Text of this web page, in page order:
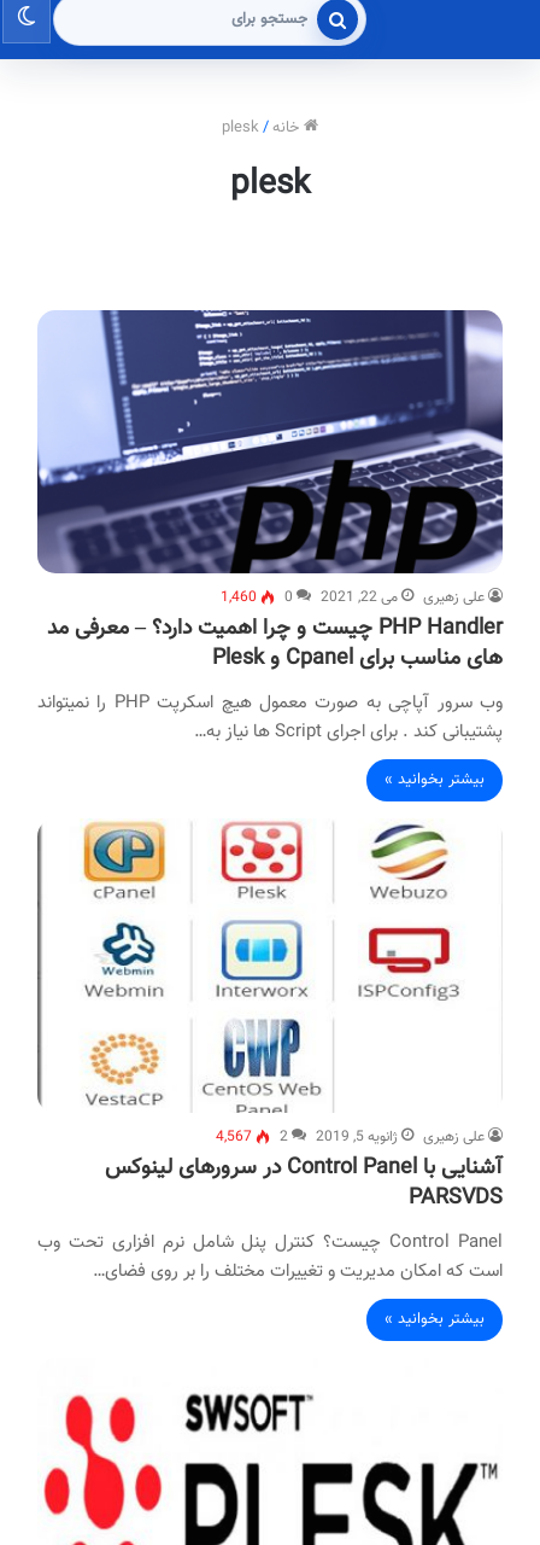
جستجو
برای
خانه/
plesk
plesk
علی زهیری می 22, 2021 0
1,460
PHP Handler چیست و چرا اهمیت دارد؟ – معرفی مد
های مناسب برای Cpanel و Plesk
وب سرور آپاچی به صورت معمول هیچ اسکرپت PHP را نمیتواند
پشتیبانی کند . برای اجرای Script ها نیاز به…
بیشتر بخوانید »
علی زهیری ژانویه 5, 2019 2
4,567
آشنایی با Control Panel در سرورهای لینوکس
PARSVDS
Control Panel چیست؟ کنترل پنل شامل نرم افزاری تحت وب
است که امکان مدیریت و تغییرات مختلف را بر روی فضای…
بیشتر بخوانید »